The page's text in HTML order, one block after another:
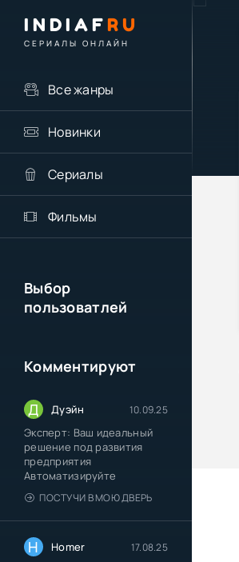
INDIAFRU
СЕРИАЛЫ ОНЛАЙН
Все жанры
Новинки
Сериалы
Фильмы
Выбор
пользоватлей
Комментируют
Д Дуэйн 10.09.25
Эксперт: Ваш идеальный
решение под развития
предприятия
Автоматизируйте
ПОСТУЧИ В МОЮ ДВЕРЬ
H Homer 17.08.25